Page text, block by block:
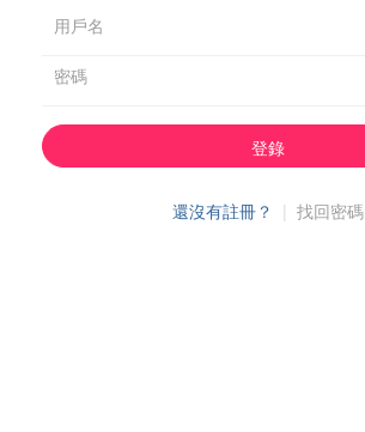
用戶名
密碼
登錄
還沒有註冊？ | 找回密碼